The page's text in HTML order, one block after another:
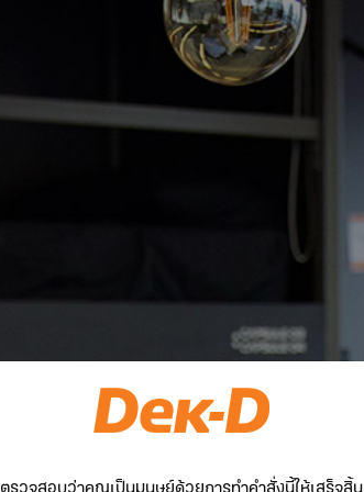
ตรวจสอบว่าคุณเป็นมนุษย์ด้วยการทำคำสั่งนี้ให้เสร็จสิ้น